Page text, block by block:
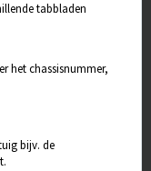
tabbladen
het chassisnummer,
bijv. de